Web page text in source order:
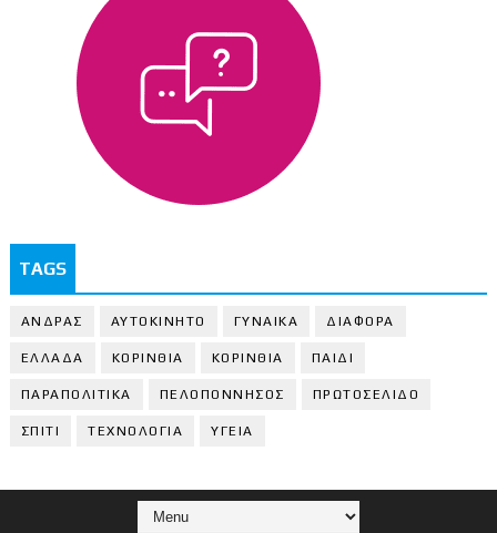
TAGS
ΑΝΔΡΑΣ ΑΥΤΟΚΙΝΗΤΟ ΓΥΝΑΙΚΑ ΔΙΑΦΟΡΑ
ΕΛΛΑΔΑ ΚΟΡΙΝΘΙΑ ΚΟΡΙΝΘΙA ΠΑΙΔΙ
ΠΑΡΑΠΟΛΙΤΙΚΑ ΠΕΛΟΠΟΝΝΗΣΟΣ ΠΡΩΤΟΣΕΛΙΔΟ
ΣΠΙΤΙ ΤΕΧΝΟΛΟΓΙΑ ΥΓΕΙΑ